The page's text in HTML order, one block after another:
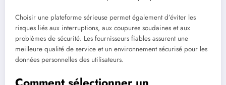
Choisir une plateforme sérieuse permet également d’éviter les
risques liés aux interruptions, aux coupures soudaines et aux
problèmes de sécurité. Les fournisseurs fiables assurent une
meilleure qualité de service et un environnement sécurisé pour les
données personnelles des utilisateurs.